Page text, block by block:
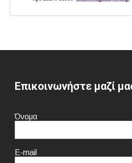
Επικοινωνήστε μαζί
Όνομα
E-mail